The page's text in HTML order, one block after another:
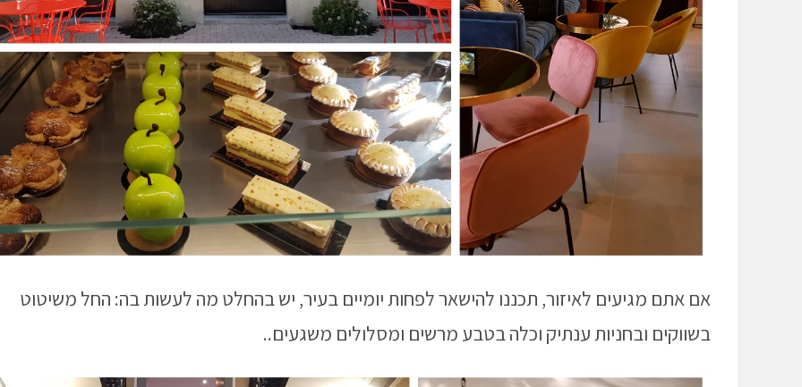
אם אתם מגיעים לאיזור, תכננו להישאר לפחות יומיים בעיר, יש בהחלט מה לעשות בה: החל משיטוט
בשווקים ובחניות ענתיק וכלה בטבע מרשים ומסלולים משגעים..